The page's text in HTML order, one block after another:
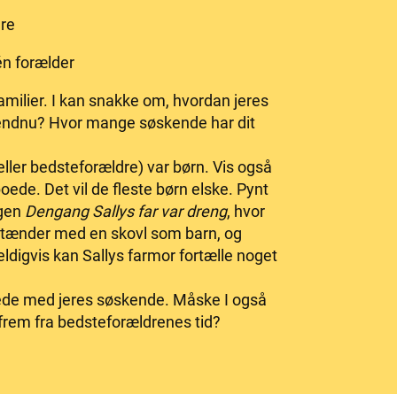
forælder
I kan snakke om, hvordan jeres
Hvor mange søskende har dit
bedsteforældre) var børn. Vis også
Det vil de fleste børn elske. Pynt
Dengang Sallys far var dreng, hvor
med en skovl som barn, og
kan Sallys farmor fortælle noget
med jeres søskende. Måske I også
fra bedsteforældrenes tid?